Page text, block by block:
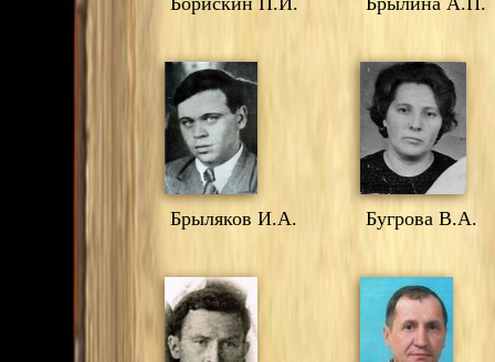
Брыляков И.А. Бугрова В.А.